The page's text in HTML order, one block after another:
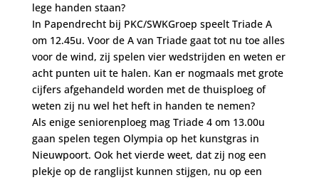
lege handen staan?
In Papendrecht bij PKC/SWKGroep speelt Triade A
om 12.45u. Voor de A van Triade gaat tot nu toe alles
voor de wind, zij spelen vier wedstrijden en weten er
acht punten uit te halen. Kan er nogmaals met grote
cijfers afgehandeld worden met de thuisploeg of
weten zij nu wel het heft in handen te nemen?
Als enige seniorenploeg mag Triade 4 om 13.00u
gaan spelen tegen Olympia op het kunstgras in
Nieuwpoort. Ook het vierde weet, dat zij nog een
plekje op de ranglijst kunnen stijgen, nu op een